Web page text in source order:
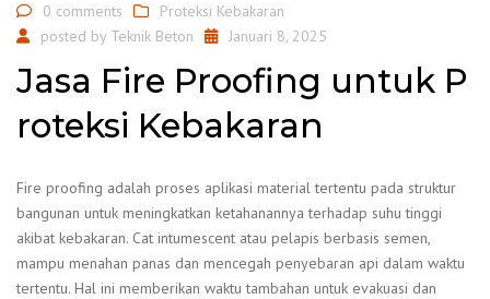
0 comments
Proteksi Kebakaran
posted by Teknik Beton Januari 8, 2025
Jasa Fire Proofing untuk P
roteksi Kebakaran
Fire proofing adalah proses aplikasi material tertentu pada struktur
bangunan untuk meningkatkan ketahanannya terhadap suhu tinggi
akibat kebakaran. Cat intumescent atau pelapis berbasis semen,
mampu menahan panas dan mencegah penyebaran api dalam waktu
tertentu. Hal ini memberikan waktu tambahan untuk evakuasi dan